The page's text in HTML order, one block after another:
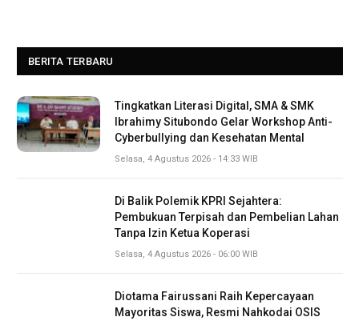
BERITA TERBARU
Tingkatkan Literasi Digital, SMA & SMK
Ibrahimy Situbondo Gelar Workshop Anti-
Cyberbullying dan Kesehatan Mental
Selasa, 4 Agustus 2026 - 14:33 WIB
Di Balik Polemik KPRI Sejahtera:
Pembukuan Terpisah dan Pembelian Lahan
Tanpa Izin Ketua Koperasi
Selasa, 4 Agustus 2026 - 06:00 WIB
Diotama Fairussani Raih Kepercayaan
Mayoritas Siswa, Resmi Nahkodai OSIS